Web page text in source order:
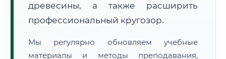
Расчет логистики оригиналов:
• Маршрут транзита:
• Экспресс-доставка СДЭК / Почтой:3–5 рабочих дней
📜 Документы и аккредитация
древесины, а также расширить
профессиональный кругозор.
Мы регулярно обновляем учебные
материалы и методы преподавания,